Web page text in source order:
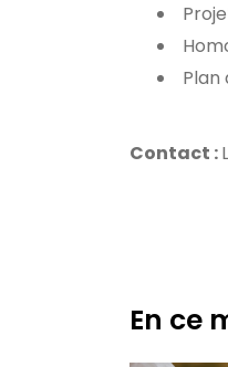
Plan
Contact :
En ce